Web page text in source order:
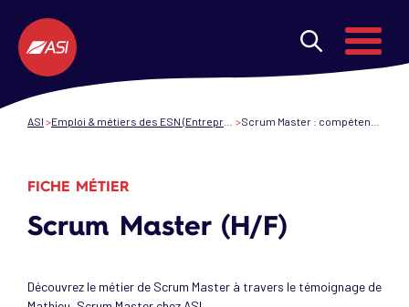
Menu
ASI
FICHE MÉTIER
Scrum Master (H/F)
Découvrez le métier de Scrum Master à travers le témoignage de